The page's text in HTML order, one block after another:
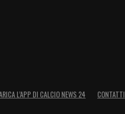
L’APP DI CALCIO NEWS 24 CONTATTI